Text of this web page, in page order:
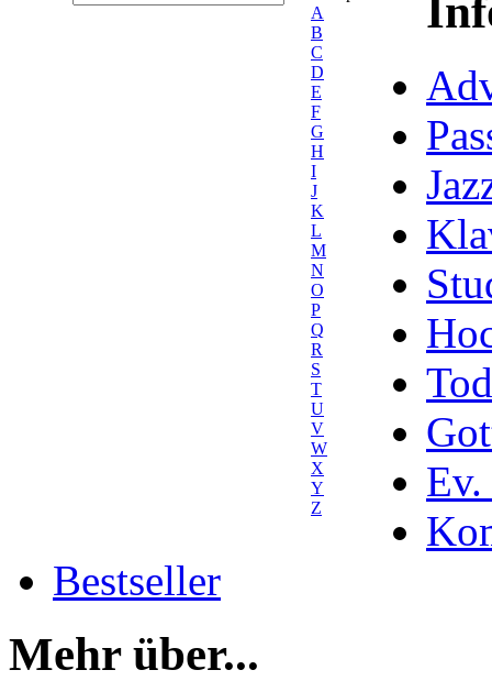
A
B
C
D
E
F
G
H
I
J
K
L
M
N
O
P
Q
R
S
T
U
V
W
X
Y
Z
Ev.
Bestseller
Mehr über...